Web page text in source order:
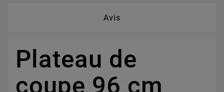
Avis
Plateau de
coupe 96 cm